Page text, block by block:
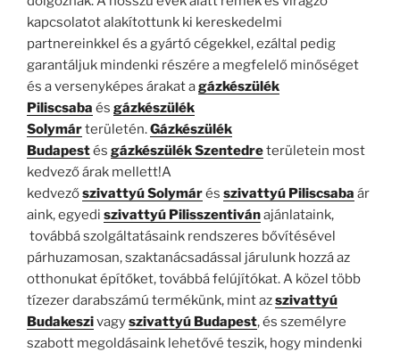
kapcsolatot alakítottunk ki kereskedelmi
partnereinkkel és a gyártó cégekkel, ezáltal pedig
garantáljuk mindenki részére a megfelelő minőséget
és a versenyképes árakat agázkészülék
Piliscsaba és gázkészülék
Solymárterületén.Gázkészülék
Budapestés gázkészülék Szentedreterületein most
kedvező árak mellett!A
kedvezőszivattyú Solymárés szivattyú Piliscsaba ár
aink, egyedi szivattyú Pilisszentivánajánlataink,
továbbá szolgáltatásaink rendszeres bővítésével
párhuzamosan, szaktanácsadással járulunk hozzá az
otthonukat építőket, továbbá felújítókat. A közel több
tízezer darabszámú termékünk, mint azszivattyú
Budakeszivagyszivattyú Budapest, és személyre
szabott megoldásaink lehetővé teszik, hogy mindenki